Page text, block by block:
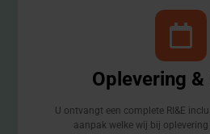
Oplevering &
U ontvangt een complete RI&E
aanpak welke wij bij